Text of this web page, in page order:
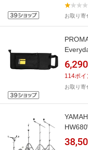
お取り寄
6,290
114ポイ
お取り寄